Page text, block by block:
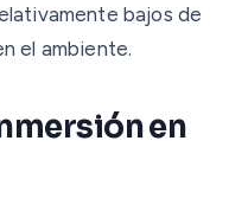
bajos de
el ambiente.
en